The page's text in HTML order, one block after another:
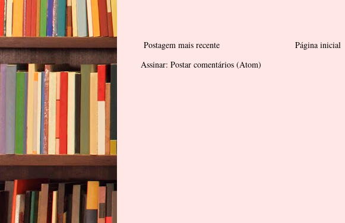
Postagem mais recente
Página inicial
Assinar: Postar comentários (Atom)